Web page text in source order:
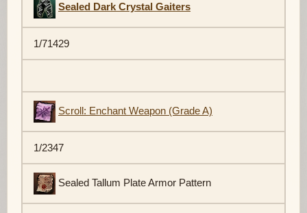
Sealed Dark Crystal Gaiters
1/71429
Scroll: Enchant Weapon (Grade A)
1/2347
Sealed Tallum Plate Armor Pattern